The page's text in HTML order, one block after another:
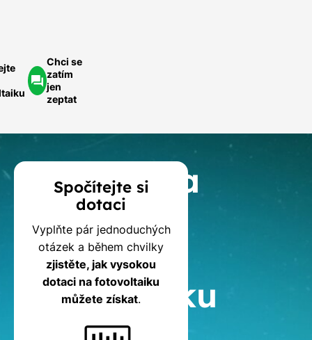
Chci se
zatím
jen
zeptat
Kalkulačka
dotací
na
fotovoltaiku
Spočítejte si
dotaci
Vyplňte pár jednoduchých
otázek a během chvilky
zjistěte, jak vysokou
dotaci na fotovoltaiku
můžete získat.